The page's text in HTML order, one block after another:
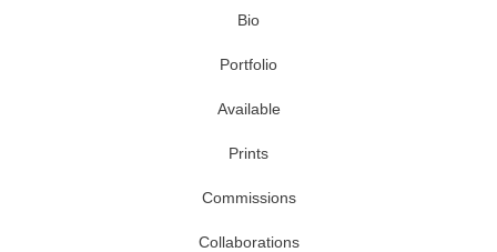
Bio
Portfolio
Available
Prints
Commissions
Collaborations